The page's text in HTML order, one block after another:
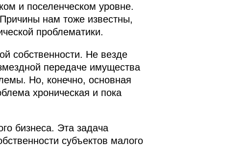
и поселенческом уровне.
нам тоже известны,
проблематики.
собственности. Не везде
передаче имущества
Но, конечно, основная
хроническая и пока
бизнеса. Эта задача
субъектов малого